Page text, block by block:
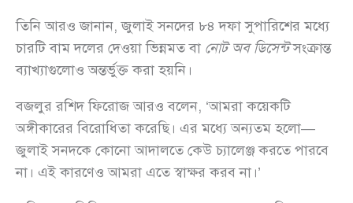
তিনি আরও জানান, জুলাই সনদের ৮৪ দফা সুপারিশের মধ্যে
চারটি বাম দলের দেওয়া ভিন্নমত বা নোট অব ডিসেন্টসংক্রান্ত
ব্যাখ্যাগুলোও অন্তর্ভুক্ত করা হয়নি।
বজলুর রশিদ ফিরোজ আরও বলেন, ‘আমরা কয়েকটি
অঙ্গীকারের বিরোধিতা করেছি। এর মধ্যে অন্যতম হলো—
জুলাই সনদকে কোনো আদালতে কেউ চ্যালেঞ্জ করতে পারবে
না। এই কারণেও আমরা এতে স্বাক্ষর করব না।’